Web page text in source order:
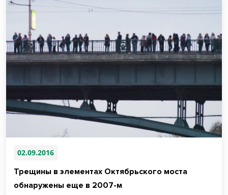
02.09.2016
Трещины в элементах Октябрьского моста
обнаружены еще в 2007-м